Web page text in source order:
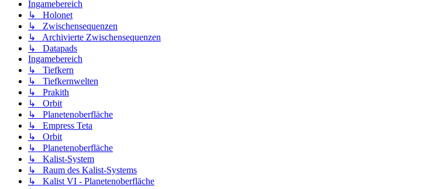
Ingamebereich
↳ Holonet
↳ Zwischensequenzen
↳ Archivierte Zwischensequenzen
↳ Datapads
Ingamebereich
↳ Tiefkern
↳ Tiefkernwelten
↳ Prakith
↳ Orbit
↳ Planetenoberfläche
↳ Empress Teta
↳ Orbit
↳ Planetenoberfläche
↳ Kalist-System
↳ Raum des Kalist-Systems
↳ Kalist VI - Planetenoberfläche